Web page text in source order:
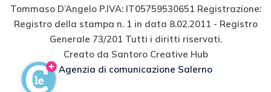
Tommaso D’Angelo P.IVA: IT05759530651 Registrazione:
Registro della stampa n. 1 in data 8.02.2011 - Registro
Generale 73/201 Tutti i diritti riservati.
Creato da Santoro Creative Hub
Agenzia di comunicazione Salerno